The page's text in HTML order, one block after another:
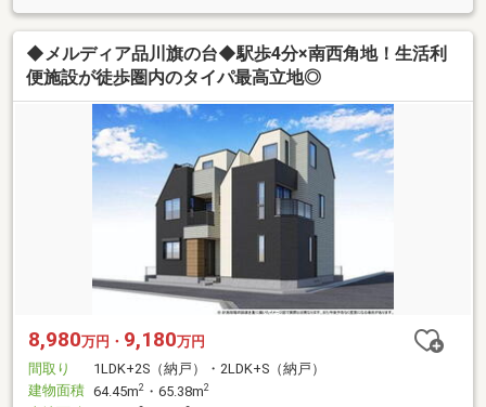
◆メルディア品川旗の台◆駅歩4分×南西角地！生活利
便施設が徒歩圏内のタイパ最高立地◎
8,980万円・ 9,180万円
間取り
1LDK+2S（納戸）・2LDK+S（納戸）
建物面積 64.45m2 ・65.38m2